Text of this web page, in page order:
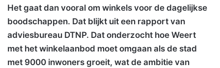
Het gaat dan vooral om winkels voor de dagelijkse
boodschappen. Dat blijkt uit een rapport van
adviesbureau DTNP. Dat onderzocht hoe Weert
met het winkelaanbod moet omgaan als de stad
met 9000 inwoners groeit, wat de ambitie van